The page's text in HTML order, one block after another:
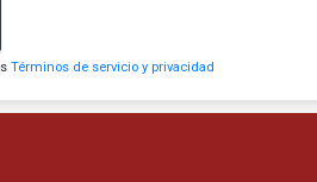
Términos de servicio y privacidad